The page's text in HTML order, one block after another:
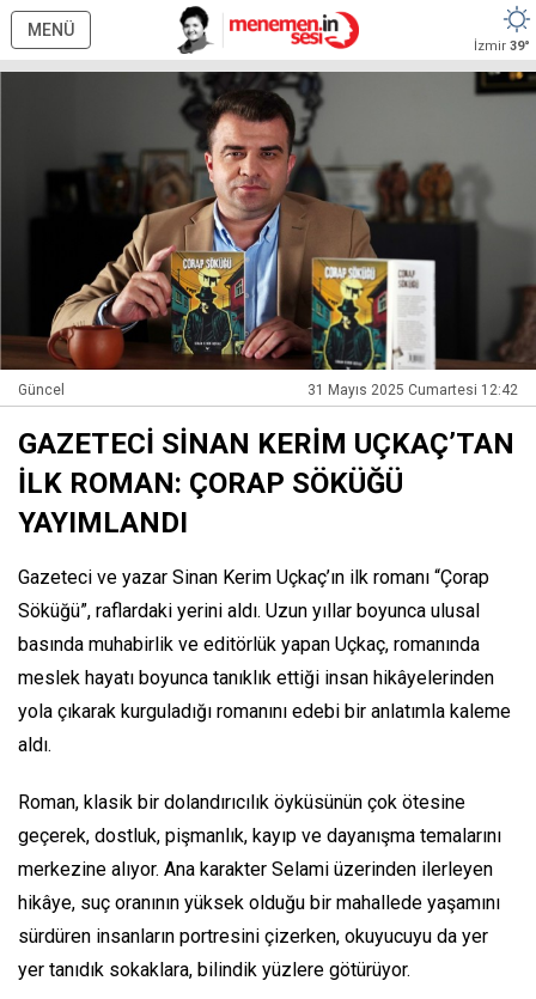
MENÜ
İzmir 39°
Güncel 31 Mayıs 2025 Cumartesi 12:42
GAZETECİ SİNAN KERİM UÇKAÇ’TAN
İLK ROMAN: ÇORAP SÖKÜĞÜ
YAYIMLANDI
Gazeteci ve yazar Sinan Kerim Uçkaç’ın ilk romanı “Çorap
Söküğü”, raflardaki yerini aldı. Uzun yıllar boyunca ulusal
basında muhabirlik ve editörlük yapan Uçkaç, romanında
meslek hayatı boyunca tanıklık ettiği insan hikâyelerinden
yola çıkarak kurguladığı romanını edebi bir anlatımla kaleme
aldı.
Roman, klasik bir dolandırıcılık öyküsünün çok ötesine
geçerek, dostluk, pişmanlık, kayıp ve dayanışma temalarını
merkezine alıyor. Ana karakter Selami üzerinden ilerleyen
hikâye, suç oranının yüksek olduğu bir mahallede yaşamını
sürdüren insanların portresini çizerken, okuyucuyu da yer
yer tanıdık sokaklara, bilindik yüzlere götürüyor.